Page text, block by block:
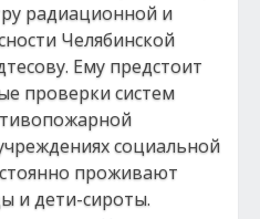
радиационной и
Челябинской
Ему предстоит
проверки систем
социальной
проживают
и дети-сироты.